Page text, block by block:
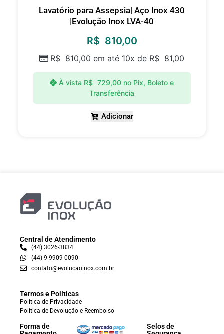
Lavatório para Assepsia| Aço Inox 430
|Evolução Inox LVA-40
R$ 810,00
R$ 810,00 em até 10x de R$ 81,00
À vista R$ 729,00 no Pix, Boleto e
Transferência
Adicionar
Central de Atendimento
(44) 3026-3834
(44) 9 9909-0090
contato@evolucaoinox.com.br
Termos e Políticas
Política de Privacidade
Política de Devolução e Reembolso
Forma de
Selos de